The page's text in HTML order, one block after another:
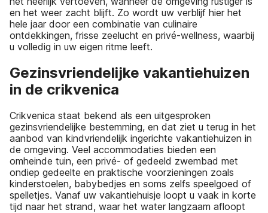
en het weer zacht blijft. Zo wordt uw verblijf hier het
hele jaar door een combinatie van culinaire
ontdekkingen, frisse zeelucht en privé-wellness, waarbij
u volledig in uw eigen ritme leeft.
Gezinsvriendelijke vakantiehuizen
in de crikvenica
Crikvenica staat bekend als een uitgesproken
gezinsvriendelijke bestemming, en dat ziet u terug in het
aanbod van kindvriendelijk ingerichte vakantiehuizen in
de omgeving. Veel accommodaties bieden een
omheinde tuin, een privé- of gedeeld zwembad met
ondiep gedeelte en praktische voorzieningen zoals
kinderstoelen, babybedjes en soms zelfs speelgoed of
spelletjes. Vanaf uw vakantiehuisje loopt u vaak in korte
tijd naar het strand, waar het water langzaam afloopt